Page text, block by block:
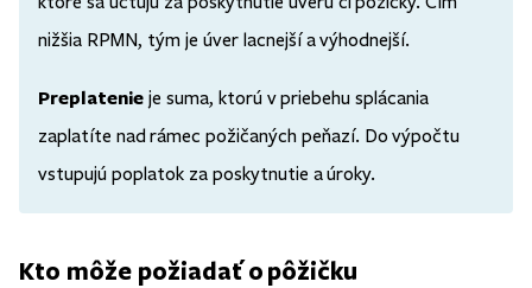
nižšia RPMN, tým je úver lacnejší a výhodnejší.
Preplatenie je suma, ktorú v priebehu splácania
zaplatíte nad rámec požičaných peňazí. Do výpočtu
vstupujú poplatok za poskytnutie a úroky.
Kto môže požiadať o pôžičku